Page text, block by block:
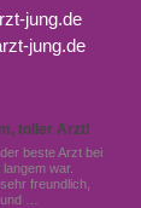
jung.de
jung.de
toller Arzt!
beste Arzt bei
war.
freundlich,
…